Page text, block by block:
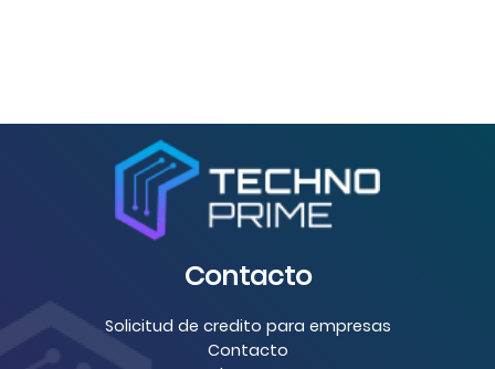
Contacto
Solicitud de credito para empresas
Contacto